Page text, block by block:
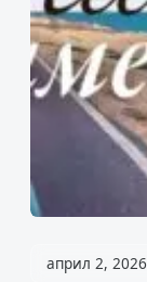
април 2, 2026